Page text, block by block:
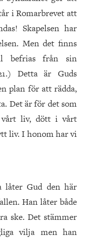
i Romarbrevet att
Skapelsen har
Men det finns
befrias från sin
Detta är Guds
plan för att rädda,
Det är för det som
vårt liv, dött i vårt
liv. I honom har vi
låter Gud den här
Han låter både
ske. Det stämmer
vilja men han